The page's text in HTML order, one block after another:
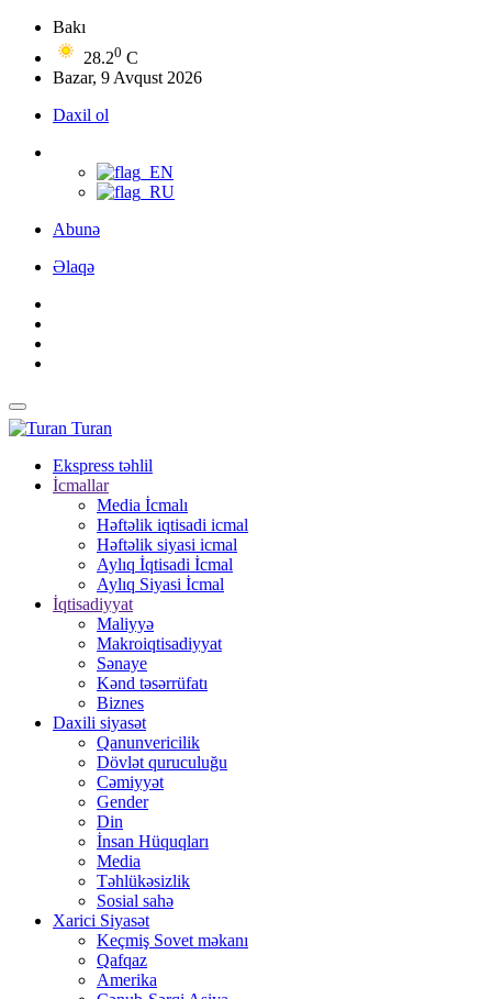
Bakı
28.20 C
Bazar, 9 Avqust 2026
Daxil ol
Abunə
Əlaqə
Turan
Ekspress təhlil
İcmallar
Media İcmalı
Həftəlik iqtisadi icmal
Həftəlik siyasi icmal
Aylıq İqtisadi İcmal
Aylıq Siyasi İcmal
İqtisadiyyat
Maliyyə
Makroiqtisadiyyat
Sənaye
Kənd təsərrüfatı
Biznes
Daxili siyasət
Qanunvericilik
Dövlət quruculuğu
Cəmiyyət
Gender
Din
İnsan Hüquqları
Media
Təhlükəsizlik
Sosial sahə
Xarici Siyasət
Keçmiş Sovet məkanı
Qafqaz
Amerika